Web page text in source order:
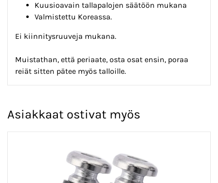
Kuusioavain tallapalojen säätöön mukana
Valmistettu Koreassa.
Ei kiinnitysruuveja mukana.
Muistathan, että periaate, osta osat ensin, poraa
reiät sitten pätee myös talloille.
Asiakkaat ostivat myös